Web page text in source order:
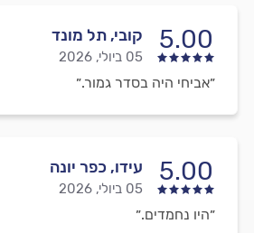
5.00 קובי, תל מונד
05 ביולי, 2026
״אביחי היה בסדר גמור.״
5.00 עידו, כפר יונה
05 ביולי, 2026
״היו נחמדים.״